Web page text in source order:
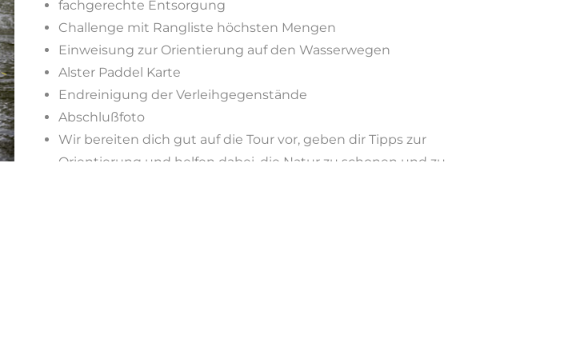
fachgerechte Entsorgung
Challenge mit Rangliste höchsten Mengen
Einweisung zur Orientierung auf den Wasserwegen
Alster Paddel Karte
Endreinigung der Verleihgegenstände
Abschlußfoto
Wir bereiten dich gut auf die Tour vor, geben dir Tipps zur
Orientierung und helfen dabei, die Natur zu schonen und zu